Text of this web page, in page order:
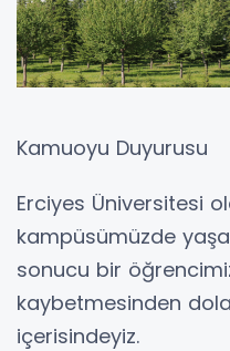
Kamuoyu Duyurusu
Erciyes Üniversitesi
kampüsümüzde
sonucu bir
kaybetmesinden
içerisindeyiz.